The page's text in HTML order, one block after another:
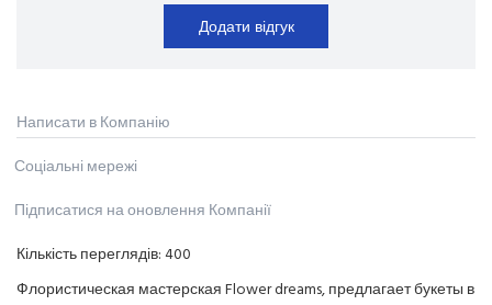
Додати відгук
Написати в Компанію
Соціальні мережі
Підписатися на оновлення Компанії
Кількість переглядів:400
Флористическая мастерская Flower dreams, предлагает букеты в